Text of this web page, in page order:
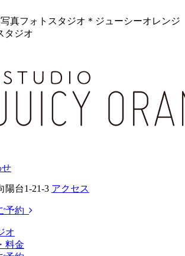
真フォトスタジオ＊ジューシーオレンジ
タジオ
せ
陽台1-21-3 アクセス
予約
オ
料金